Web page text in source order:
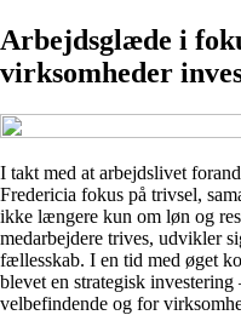
Arbejdsglæde i
virksomheder
I takt med at arbejdslivet
Fredericia fokus på trivsel,
ikke længere kun om løn og
medarbejdere trives, udvikler
fællesskab. I en tid med øget
blevet en strategisk investering
velbefindende og for